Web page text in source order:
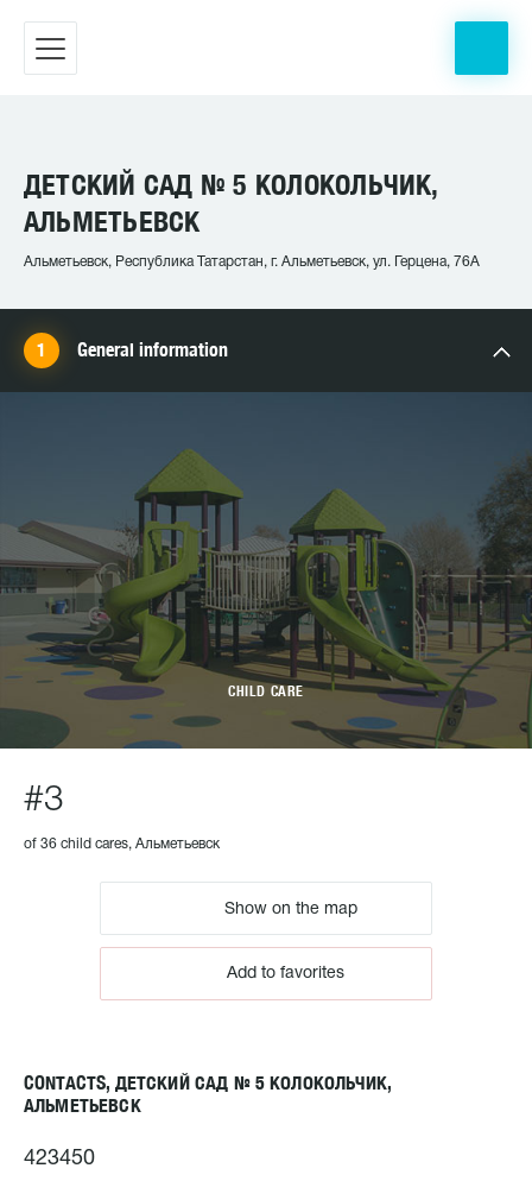
ДЕТСКИЙ САД № 5 КОЛОКОЛЬЧИК,
АЛЬМЕТЬЕВСК
Альметьевск, Республика Татарстан, г. Альметьевск, ул. Герцена, 76А
General information
CHILD CARE
#3
of 36 child cares, Альметьевск
Show on the map
Add to favorites
CONTACTS, ДЕТСКИЙ САД № 5 КОЛОКОЛЬЧИК,
АЛЬМЕТЬЕВСК
423450